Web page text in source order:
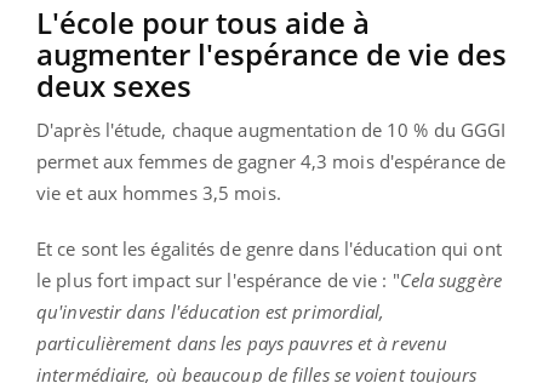
L'école pour tous aide à
augmenter l'espérance de vie des
deux sexes
D'après l'étude, chaque augmentation de 10 % du GGGI
permet aux femmes de gagner 4,3 mois d'espérance de
vie et aux hommes 3,5 mois.
Et ce sont les égalités de genre dans l'éducation qui ont
le plus fort impact sur l'espérance de vie : "Cela suggère
qu'investir dans l'éducation est primordial,
particulièrement dans les pays pauvres et à revenu
intermédiaire, où beaucoup de filles se voient toujours